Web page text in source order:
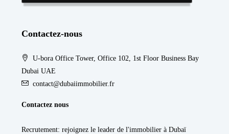
Contactez-nous
U-bora Office Tower, Office 102, 1st Floor Business Bay
Dubai UAE
contact@dubaiimmobilier.fr
Contactez nous
Recrutement: rejoignez le leader de l'immobilier à Dubaï